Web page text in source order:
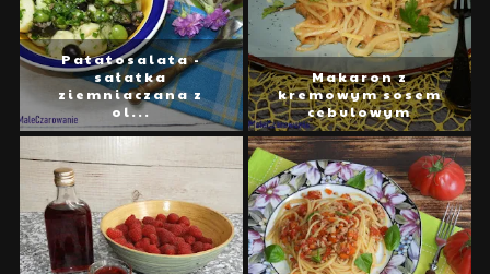
Patatosalata -
sałatka
ziemniaczana z
ol...
Makaron z
kremowym sosem
cebulowym